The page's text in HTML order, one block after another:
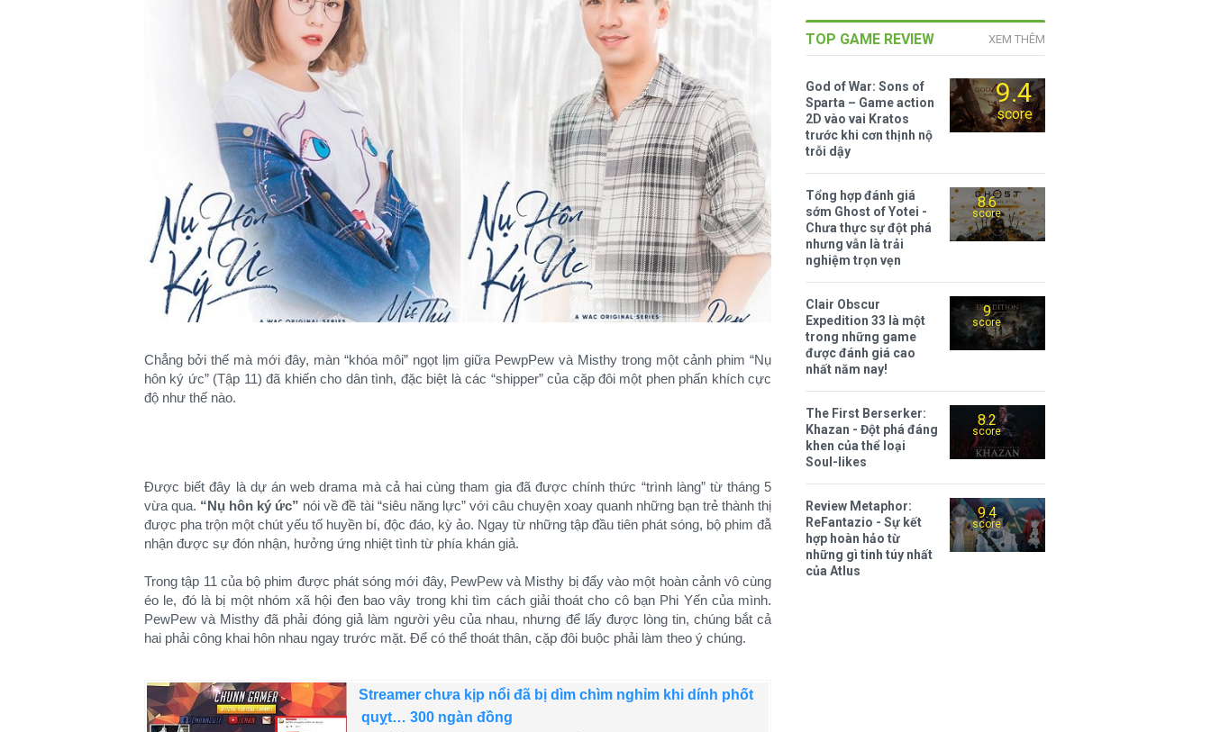
Chẳng bởi thế mà mới đây, màn “khóa môi” ngọt lịm giữa PewpPew và Misthy trong một cảnh phim “Nụ
hôn ký ức” (Tập 11) đã khiến cho dân tình, đặc biệt là các “shipper” của cặp đôi một phen phấn khích cực
độ như thế nào.
Được biết đây là dự án web drama mà cả hai cùng tham gia đã được chính thức “trình làng” từ tháng 5
vừa qua. “Nụ hôn ký ức” nói về đề tài “siêu năng lực” với câu chuyện xoay quanh những bạn trẻ thành thị
được pha trộn một chút yếu tố huyền bí, độc đáo, kỳ ảo. Ngay từ những tập đầu tiên phát sóng, bộ phim đẫ
nhận được sự đón nhận, hưởng ứng nhiệt tình từ phía khán giả.
Trong tập 11 của bộ phim được phát sóng mới đây, PewPew và Misthy bị đẩy vào một hoàn cảnh vô cùng
éo le, đó là bị một nhóm xã hội đen bao vây trong khi tìm cách giải thoát cho cô bạn Phi Yến của mình.
PewPew và Misthy đã phải đóng giả làm người yêu của nhau, nhưng để lấy được lòng tin, chúng bắt cả
hai phải công khai hôn nhau ngay trước mặt. Để có thể thoát thân, cặp đôi buộc phải làm theo ý chúng.
Streamer chưa kịp nổi đã bị dìm chìm nghỉm khi dính phốt
quỵt… 300 ngàn đồng
TOP GAME REVIEW XEM THÊM
9.4
score
God of War: Sons of
Sparta – Game action
2D vào vai Kratos
trước khi cơn thịnh nộ
trỗi dậy
8.6
score
Tổng hợp đánh giá
sớm Ghost of Yotei -
Chưa thực sự đột phá
nhưng vẫn là trải
nghiệm trọn vẹn
9
score
Clair Obscur
Expedition 33 là một
trong những game
được đánh giá cao
nhất năm nay!
8.2
score
The First Berserker:
Khazan - Đột phá đáng
khen của thể loại
Soul-likes
9.4
score
Review Metaphor:
ReFantazio - Sự kết
hợp hoàn hảo từ
những gì tinh túy nhất
của Atlus